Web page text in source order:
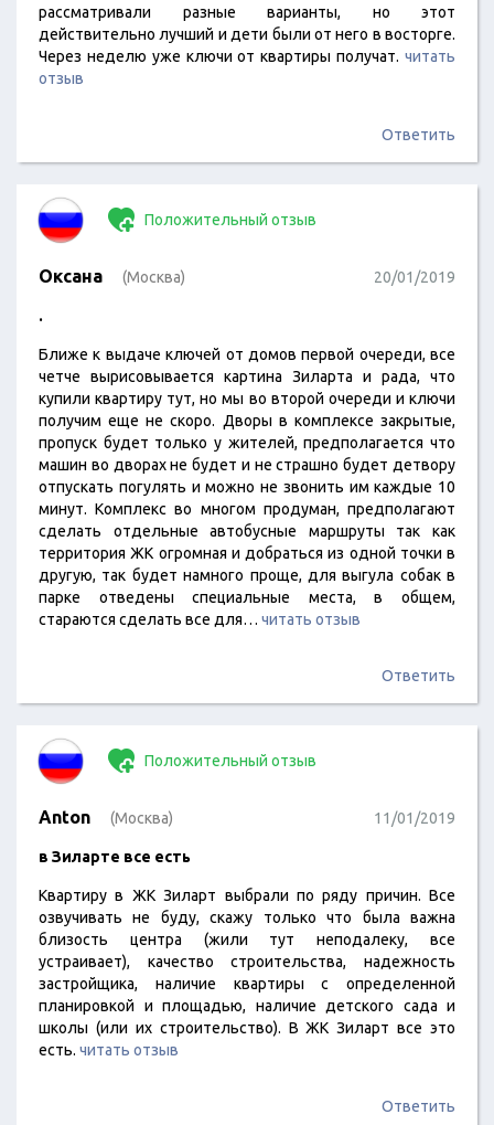
рассматривали разные варианты, но этот
действительно лучший и дети были от него в восторге.
Через неделю уже ключи от квартиры получат. читать
отзыв
Ответить
Положительный отзыв
Оксана (Москва) 20/01/2019
.
Ближе к выдаче ключей от домов первой очереди, все
четче вырисовывается картина Зиларта и рада, что
купили квартиру тут, но мы во второй очереди и ключи
получим еще не скоро. Дворы в комплексе закрытые,
пропуск будет только у жителей, предполагается что
машин во дворах не будет и не страшно будет детвору
отпускать погулять и можно не звонить им каждые 10
минут. Комплекс во многом продуман, предполагают
сделать отдельные автобусные маршруты так как
территория ЖК огромная и добраться из одной точки в
другую, так будет намного проще, для выгула собак в
парке отведены специальные места, в общем,
стараются сделать все для… читать отзыв
Ответить
Положительный отзыв
Anton (Москва) 11/01/2019
в Зиларте все есть
Квартиру в ЖК Зиларт выбрали по ряду причин. Все
озвучивать не буду, скажу только что была важна
близость центра (жили тут неподалеку, все
устраивает), качество строительства, надежность
застройщика, наличие квартиры с определенной
планировкой и площадью, наличие детского сада и
школы (или их строительство). В ЖК Зиларт все это
есть. читать отзыв
Ответить